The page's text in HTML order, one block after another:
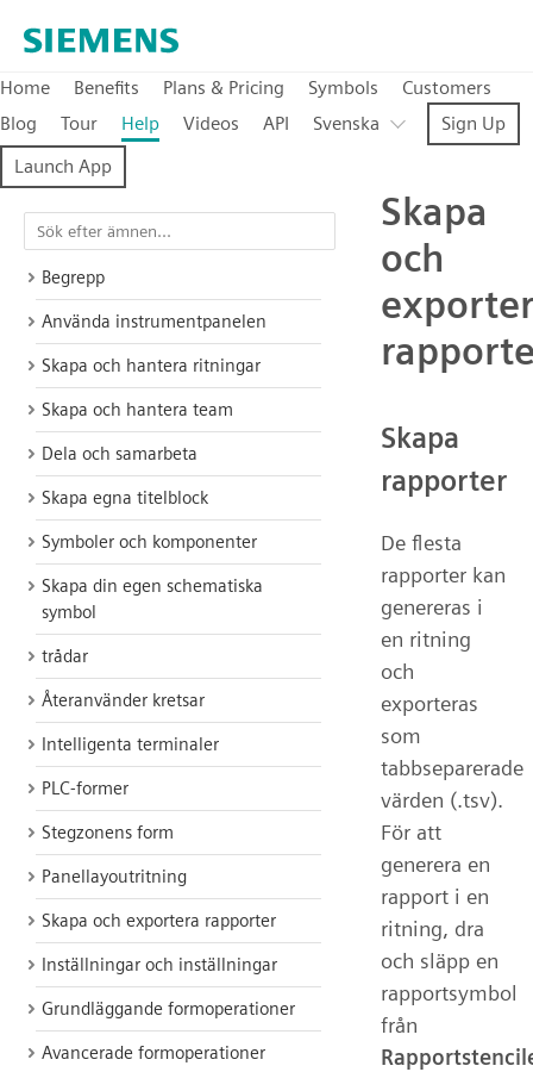
Home Benefits Plans & Pricing Symbols
Customers
Blog
Tour Help Videos API Svenska
Sign Up
Launch App
Begrepp
Använda instrumentpanelen
Skapa och hantera ritningar
Skapa och hantera team
Dela och samarbeta
Skapa egna titelblock
Symboler och komponenter
Skapa din egen schematiska
symbol
trådar
Återanvänder kretsar
Intelligenta terminaler
PLC-former
Stegzonens form
Panellayoutritning
Skapa och exportera rapporter
Inställningar och inställningar
Grundläggande formoperationer
Avancerade formoperationer
Skapa
och
Skapa
rapporter
De flesta
rapporter kan
genereras i
en ritning
och
exporteras
som
tabbseparerade
värden (.tsv).
För att
generera en
rapport i en
ritning, dra
och släpp en
rapportsymbol
från